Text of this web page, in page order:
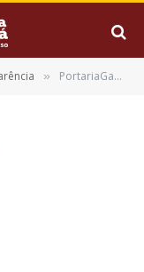
» PortariaGabinMaio2016